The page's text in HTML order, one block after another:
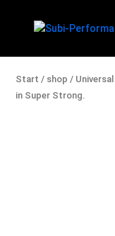
Start / shop / Universal
in Super Strong.